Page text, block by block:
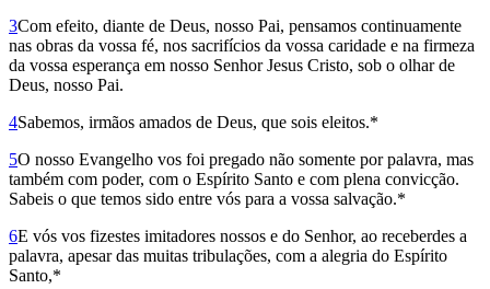
3Com efeito, diante de Deus, nosso Pai, pensamos continuamente
nas obras da vossa fé, nos sacrifícios da vossa caridade e na firmeza
da vossa esperança em nosso Senhor Jesus Cristo, sob o olhar­ de
Deus, nosso Pai.
4Sabemos, irmãos amados de Deus, que sois eleitos.*
5O nosso Evangelho vos foi pregado não somente por palavra, mas
também com poder, com o Espírito Santo e com plena convicção.
Sabeis o que temos sido entre vós para a vossa salvação.*
6E vós vos fizestes imitadores nossos e do Senhor, ao receberdes a
palavra, apesar das muitas tribulações, com a alegria do Espírito
Santo,*